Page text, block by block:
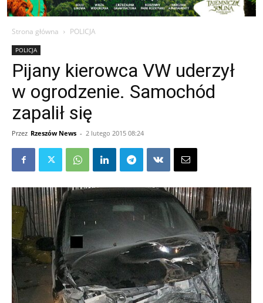
Strona główna POLICJA
POLICJA
Pijany kierowca VW uderzył
w ogrodzenie. Samochód
zapalił się
Przez Rzeszów News - 2 lutego 2015 08:24